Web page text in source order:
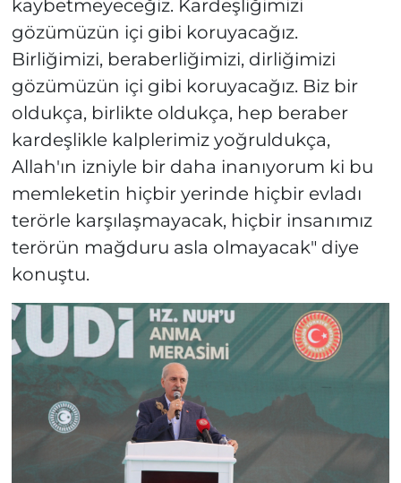
kaybetmeyeceğiz. Kardeşliğimizi
gözümüzün içi gibi koruyacağız.
Birliğimizi, beraberliğimizi, dirliğimizi
gözümüzün içi gibi koruyacağız. Biz bir
oldukça, birlikte oldukça, hep beraber
kardeşlikle kalplerimiz yoğruldukça,
Allah'ın izniyle bir daha inanıyorum ki bu
memleketin hiçbir yerinde hiçbir evladı
terörle karşılaşmayacak, hiçbir insanımız
terörün mağduru asla olmayacak" diye
konuştu.